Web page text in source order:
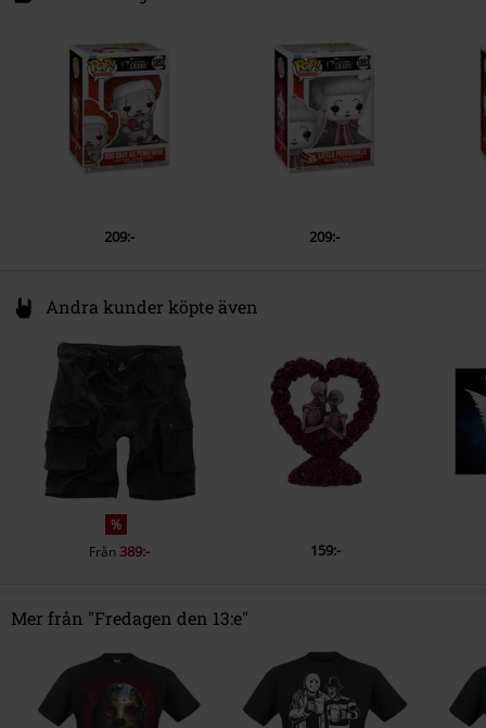
www.funko.com
209:- 209:-
Andra kunder köpte även
%
Från389:- 159:-
Mer från "Fredagen den 13:e"